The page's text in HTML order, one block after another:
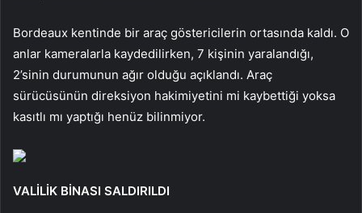
Bordeaux kentinde bir araç göstericilerin ortasında kaldı. O
anlar kameralarla kaydedilirken, 7 kişinin yaralandığı,
2’sinin durumunun ağır olduğu açıklandı. Araç
sürücüsünün direksiyon hakimiyetini mi kaybettiği yoksa
kasıtlı mı yaptığı henüz bilinmiyor.
VALİLİK BİNASI SALDIRILDI